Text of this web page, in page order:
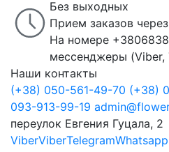
Без выходных
Прием заказов
На номере
мессенджеры (Viber,
Наши контакты
(+38) 050-561-49-70 (+38)
093-913-99-19
переулок Евгения Гуцала, 2
ViberViberTelegramWhatsapp